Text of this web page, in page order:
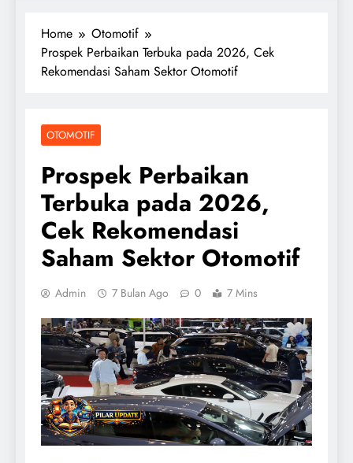
Home
Otomotif
Prospek Perbaikan Terbuka pada 2026, Cek
Rekomendasi Saham Sektor Otomotif
OTOMOTIF
Prospek Perbaikan
Terbuka pada 2026,
Cek Rekomendasi
Saham Sektor Otomotif
Admin 7 Bulan Ago 0 7 Mins